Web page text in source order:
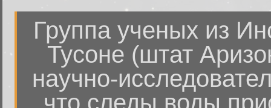
Группа ученых из
Тусоне (штат
научно-